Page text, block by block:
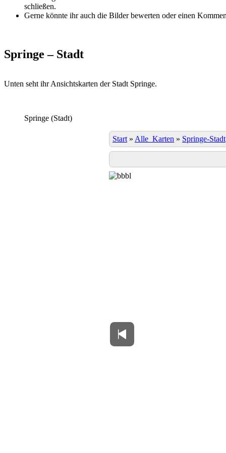
schließen.
Gerne könnte ihr auch die Bilder bewerten oder einen
Springe – Stadt
Unten seht ihr Ansichtskarten der Stadt Springe.
Springe (Stadt)
Start » Alle_Karten » Springe-Stadt